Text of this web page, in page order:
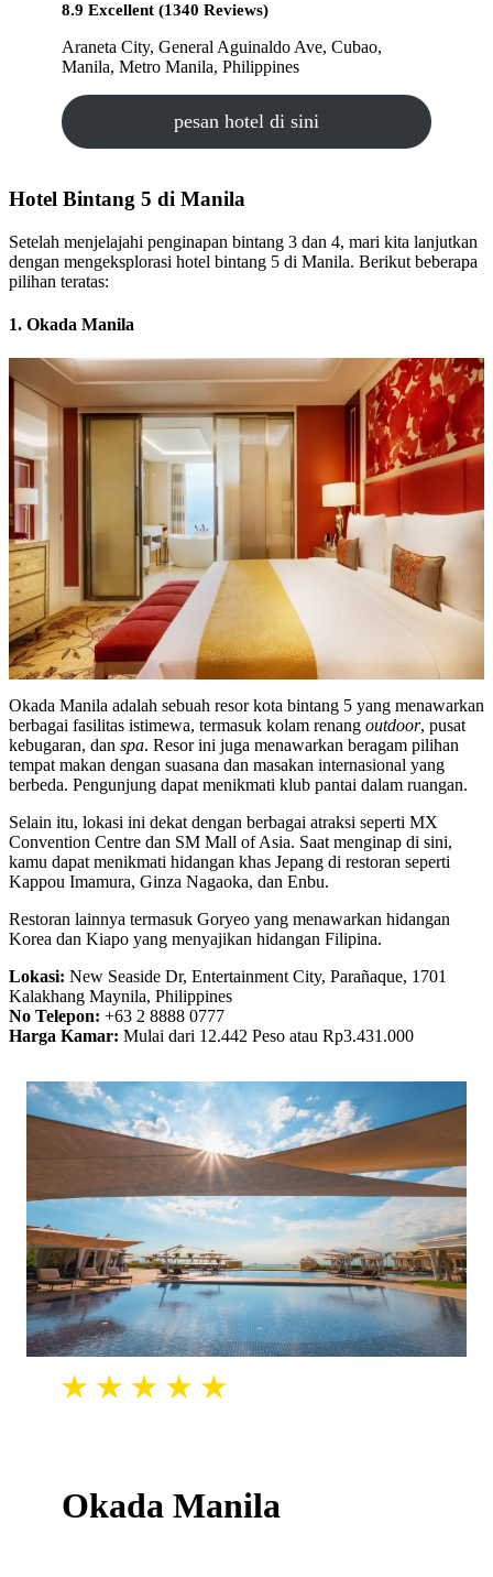
8.9 Excellent (1340 Reviews)
Araneta City, General Aguinaldo Ave, Cubao,
Manila, Metro Manila, Philippines
pesan hotel di sini
Hotel Bintang 5 di Manila
Setelah menjelajahi penginapan bintang 3 dan 4, mari kita lanjutkan
dengan mengeksplorasi hotel bintang 5 di Manila. Berikut beberapa
pilihan teratas:
1. Okada Manila
Okada Manila adalah sebuah resor kota bintang 5 yang menawarkan
berbagai fasilitas istimewa, termasuk kolam renang outdoor, pusat
kebugaran, dan spa. Resor ini juga menawarkan beragam pilihan
tempat makan dengan suasana dan masakan internasional yang
berbeda. Pengunjung dapat menikmati klub pantai dalam ruangan.
Selain itu, lokasi ini dekat dengan berbagai atraksi seperti MX
Convention Centre dan SM Mall of Asia. Saat menginap di sini,
kamu dapat menikmati hidangan khas Jepang di restoran seperti
Kappou Imamura, Ginza Nagaoka, dan Enbu.
Restoran lainnya termasuk Goryeo yang menawarkan hidangan
Korea dan Kiapo yang menyajikan hidangan Filipina.
Lokasi: New Seaside Dr, Entertainment City, Parañaque, 1701
Kalakhang Maynila, Philippines
No Telepon: +63 2 8888 0777
Harga Kamar: Mulai dari 12.442 Peso atau Rp3.431.000
Okada Manila